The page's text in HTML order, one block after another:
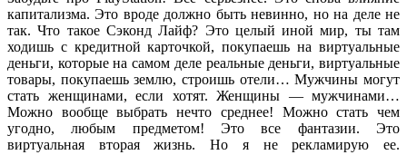
капитализма. Это вроде должно быть невинно, но на деле не
так. Что такое Сэконд Лайф? Это целый иной мир, ты там
ходишь с кредитной карточкой, покупаешь на виртуальные
деньги, которые на самом деле реальные деньги, виртуальные
товары, покупаешь землю, строишь отели… Мужчины могут
стать женщинами, если хотят. Женщины — мужчинами…
Можно вообще выбрать нечто среднее! Можно стать чем
угодно, любым предметом! Это все фантазии. Это
виртуальная вторая жизнь. Но я не рекламирую ее.